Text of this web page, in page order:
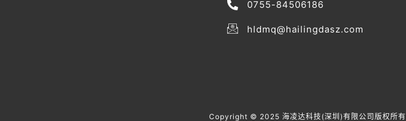
0755-84506186
hldmq@hailingdasz.com
Copyright © 2025 海凌达科技(深圳)有限公司版权所有